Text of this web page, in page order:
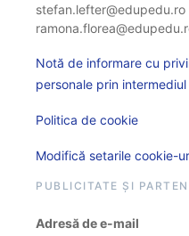
stefan.lefter@edupedu.ro
Notă de informare cu
personale prin
Politica de cookie
Modifică setarile cookie-
PUBLICITATE ȘI
Adresă de e-mail